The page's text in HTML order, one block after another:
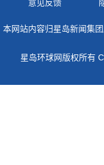
意见反馈
本网站内容归星岛新闻集
星岛环球网版权所有